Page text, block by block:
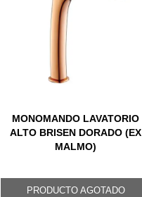
MONOMANDO LAVATORIO
ALTO BRISEN DORADO (EX
MALMO)
PRODUCTO AGOTADO